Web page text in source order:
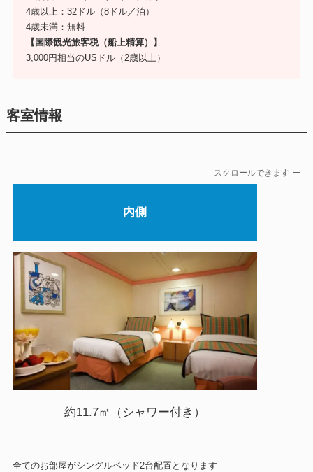
4歳以上：32ドル（8ドル／泊）
4歳未満：無料
【国際観光旅客税（船上精算）】
3,000円相当のUSドル（2歳以上）
客室情報
スクロールできます
内側
約11.7㎡（シャワー付き）
全てのお部屋がシングルベッド2台配置となります